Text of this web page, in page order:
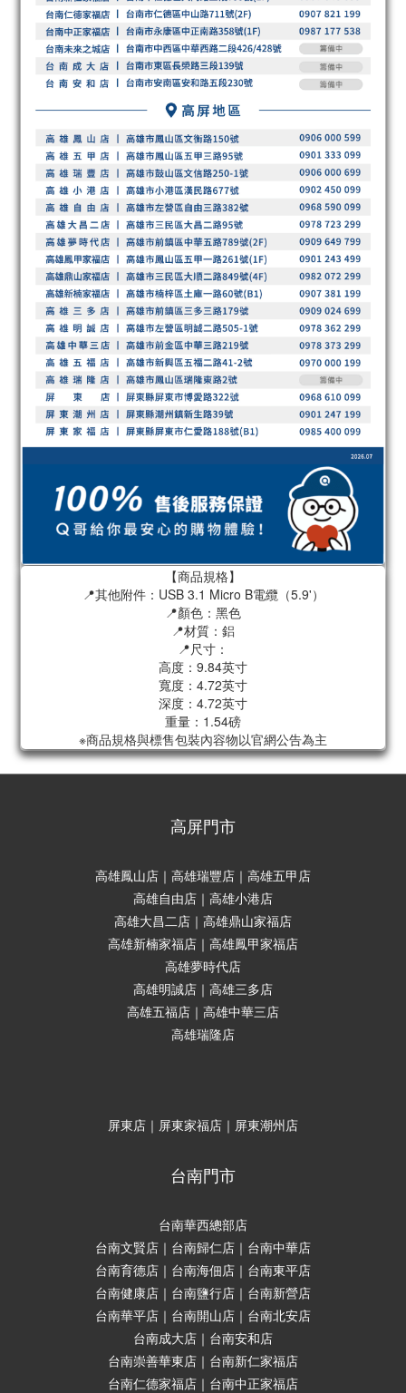
【商品規格】
📍其他附件：USB 3.1 Micro B電纜（5.9'）
📍顏色：黑色
📍材質：鋁
📍尺寸：
高度：9.84英寸
寬度：4.72英寸
深度：4.72英寸
重量：1.54磅
※商品規格與標售包裝內容物以官網公告為主
高屏門市
高雄鳳山店｜高雄瑞豐店｜高雄五甲店
高雄自由店｜高雄小港店
高雄大昌二店｜高雄鼎山家福店
高雄新楠家福店｜高雄鳳甲家福店
高雄夢時代店
高雄明誠店｜高雄三多店
高雄五福店｜高雄中華三店
高雄瑞隆店
屏東店｜屏東家福店｜屏東潮州店
台南門市
台南華西總部店
台南文賢店｜台南歸仁店｜台南中華店
台南育德店｜台南海佃店｜台南東平店
台南健康店｜台南鹽行店｜台南新營店
台南華平店｜台南開山店｜台南北安店
台南成大店｜台南安和店
台南崇善華東店｜台南新仁家福店
台南仁德家福店｜台南中正家福店